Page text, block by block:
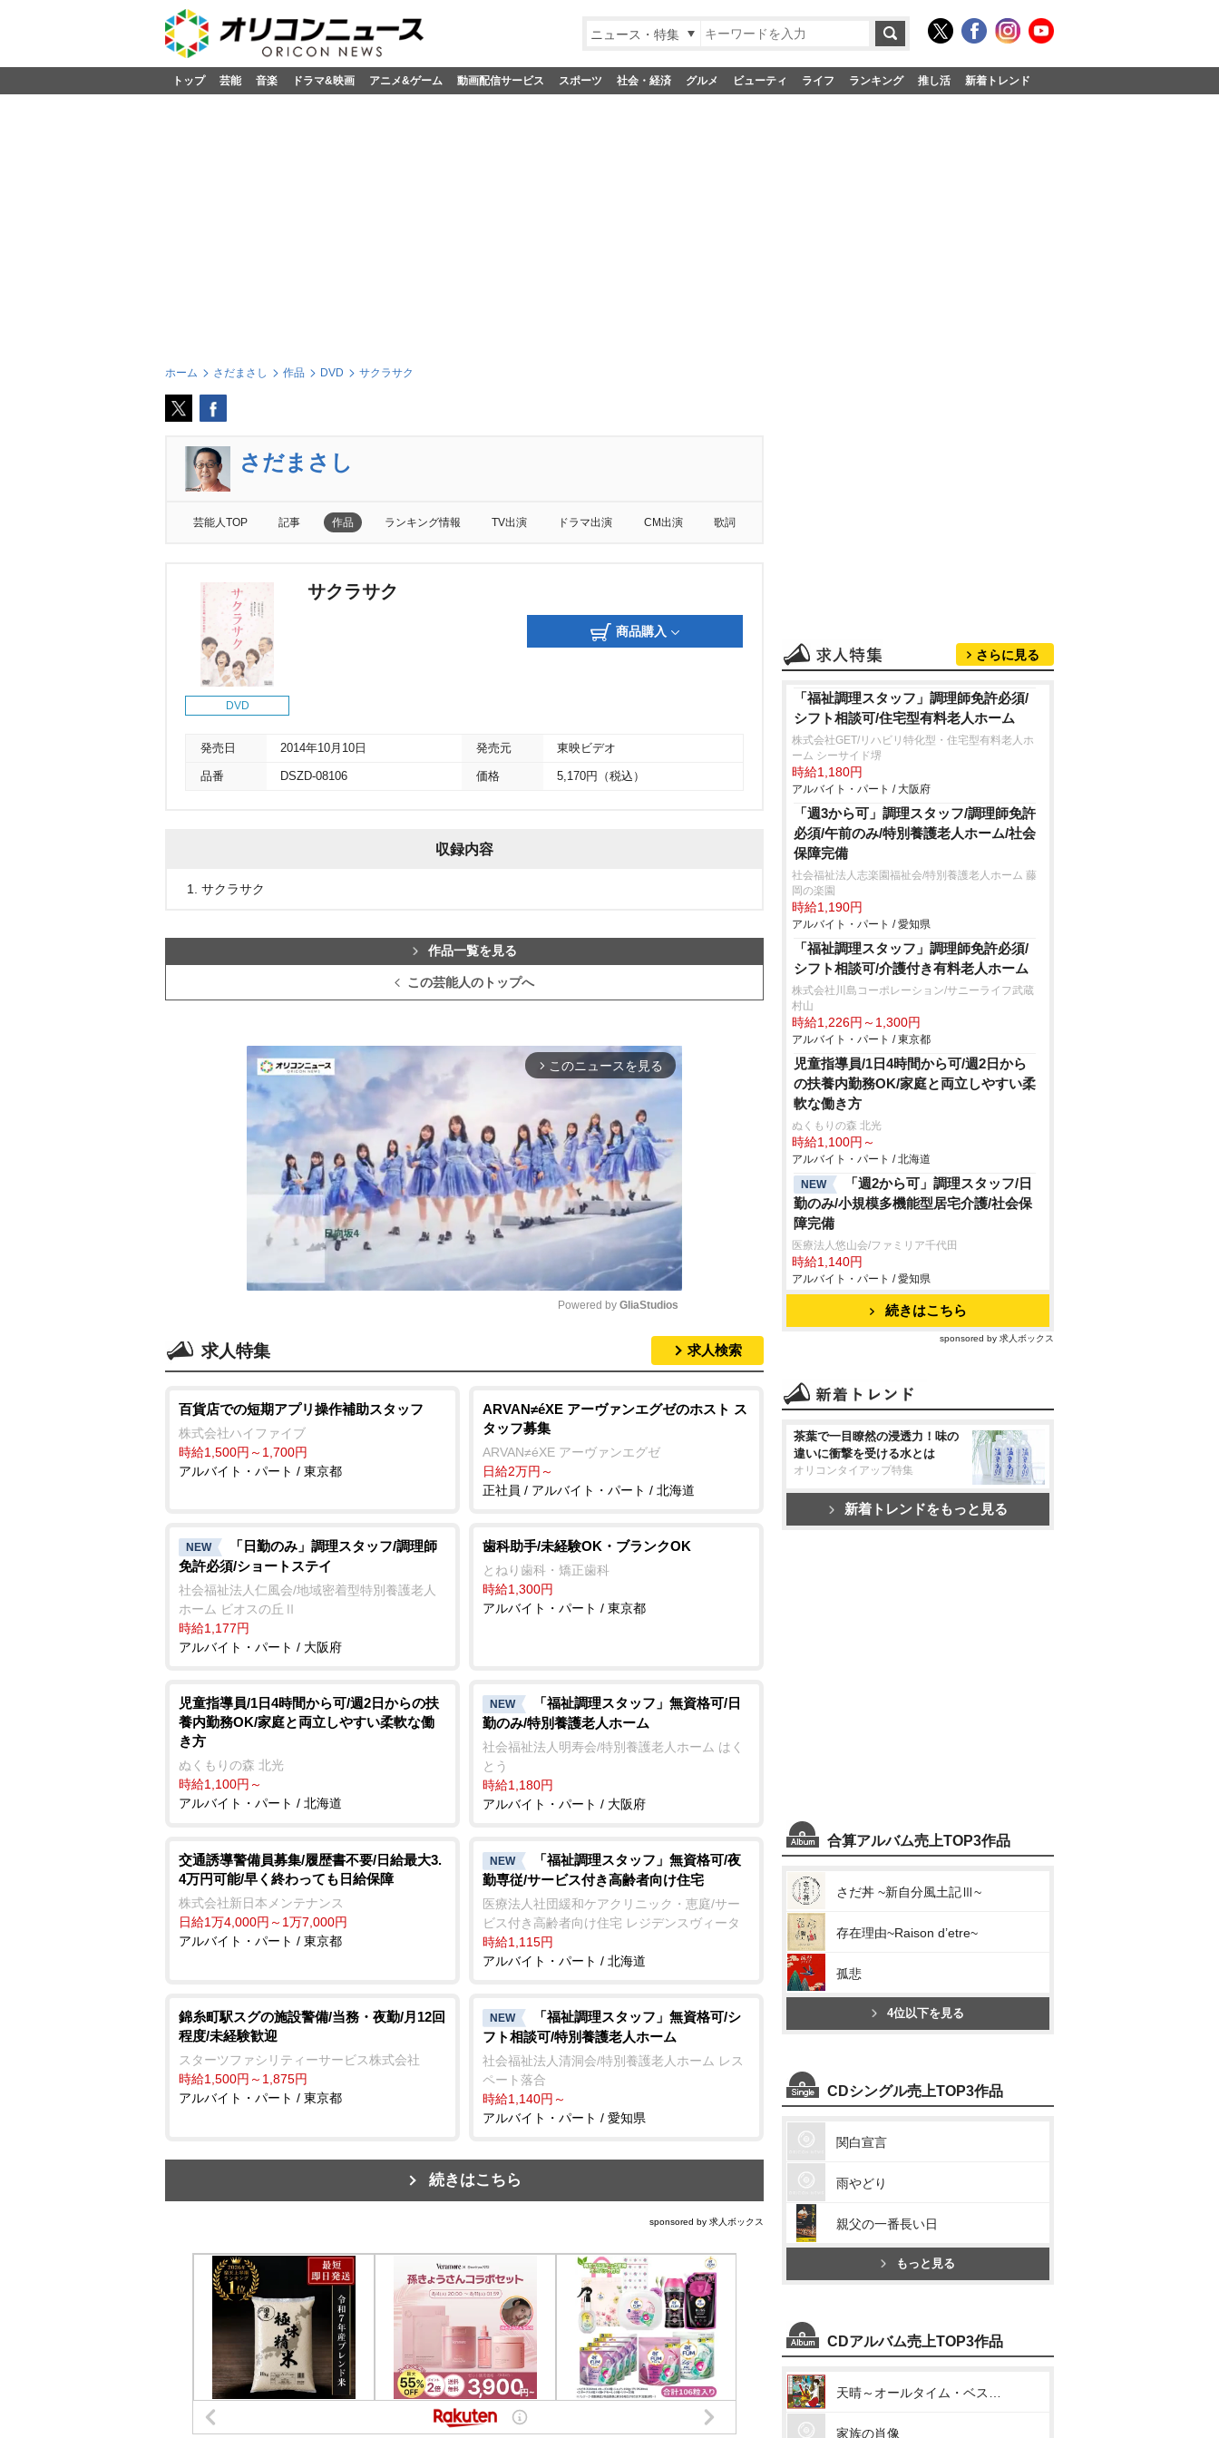
ニュース・特集
トップ 芸能 音楽 ドラマ&映画 アニメ&ゲーム 動画配信サービス スポーツ 社会・経済 グルメ ビューティ ライフ ランキング 推し活 新着トレンド
ホーム さだまさし 作品 DVD サクラサク
さだまさし
芸能人TOP 記事 作品 ランキング情報 TV出演 ドラマ出演 CM出演 歌詞
DVD
サクラサク
商品購入
発売日 2014年10月10日 発売元 東映ビデオ
品番 DSZD-08106 価格 5,170円（税込）
収録内容
1. サクラサク
作品一覧を見る
この芸能人のトップへ
arrow_forward_ios このニュースを見る
t
Powered by GliaStudios
求人特集 求人検索
百貨店での短期アプリ操作補助スタッフ
株式会社ハイファイブ
時給1,500円～1,700円
アルバイト・パート / 東京都
ARVAN≠éXE アーヴァンエグゼのホスト ス
タッフ募集
ARVAN≠éXE アーヴァンエグゼ
日給2万円～
正社員 / アルバイト・パート / 北海道
NEW
「日勤のみ」調理スタッフ/調理師
免許必須/ショートステイ
社会福祉法人仁風会/地域密着型特別養護老人
ホーム ビオスの丘Ⅱ
時給1,177円
アルバイト・パート / 大阪府
歯科助手/未経験OK・ブランクOK
とねり歯科・矯正歯科
時給1,300円
アルバイト・パート / 東京都
児童指導員/1日4時間から可/週2日からの扶
養内勤務OK/家庭と両立しやすい柔軟な働
き方
ぬくもりの森 北光
時給1,100円～
アルバイト・パート / 北海道
NEW
「福祉調理スタッフ」無資格可/日
勤のみ/特別養護老人ホーム
社会福祉法人明寿会/特別養護老人ホーム はく
とう
時給1,180円
アルバイト・パート / 大阪府
交通誘導警備員募集/履歴書不要/日給最大3.
4万円可能/早く終わっても日給保障
株式会社新日本メンテナンス
日給1万4,000円～1万7,000円
アルバイト・パート / 東京都
NEW
「福祉調理スタッフ」無資格可/夜
勤専従/サービス付き高齢者向け住宅
医療法人社団緩和ケアクリニック・恵庭/サー
ビス付き高齢者向け住宅 レジデンスヴィータ
時給1,115円
アルバイト・パート / 北海道
錦糸町駅スグの施設警備/当務・夜勤/月12回
程度/未経験歓迎
スターツファシリティーサービス株式会社
時給1,500円～1,875円
アルバイト・パート / 東京都
NEW
「福祉調理スタッフ」無資格可/シ
フト相談可/特別養護老人ホーム
社会福祉法人清洞会/特別養護老人ホーム レス
ペート落合
時給1,140円～
アルバイト・パート / 愛知県
続きはこちら
sponsored by 求人ボックス
さらに見る
「福祉調理スタッフ」調理師免許必須/
シフト相談可/住宅型有料老人ホーム
株式会社GET/リハビリ特化型・住宅型有料老人ホ
ーム シーサイド堺
時給1,180円
アルバイト・パート / 大阪府
「週3から可」調理スタッフ/調理師免許
必須/午前のみ/特別養護老人ホーム/社会
保障完備
社会福祉法人志楽園福祉会/特別養護老人ホーム 藤
岡の楽園
時給1,190円
アルバイト・パート / 愛知県
「福祉調理スタッフ」調理師免許必須/
シフト相談可/介護付き有料老人ホーム
株式会社川島コーポレーション/サニーライフ武蔵
村山
時給1,226円～1,300円
アルバイト・パート / 東京都
児童指導員/1日4時間から可/週2日から
の扶養内勤務OK/家庭と両立しやすい柔
軟な働き方
ぬくもりの森 北光
時給1,100円～
アルバイト・パート / 北海道
NEW
「週2から可」調理スタッフ/日
勤のみ/小規模多機能型居宅介護/社会保
障完備
医療法人悠山会/ファミリア千代田
時給1,140円
アルバイト・パート / 愛知県
続きはこちら
sponsored by 求人ボックス
茶葉で一目瞭然の浸透力！味の
違いに衝撃を受ける水とは
オリコンタイアップ特集
新着トレンドをもっと見る
合算アルバム売上TOP3作品
さだ丼 ~新自分風土記Ⅲ~
存在理由~Raison d’etre~
孤悲
4位以下を見る
CDシングル売上TOP3作品
関白宣言
雨やどり
親父の一番長い日
もっと見る
CDアルバム売上TOP3作品
家族の肖像